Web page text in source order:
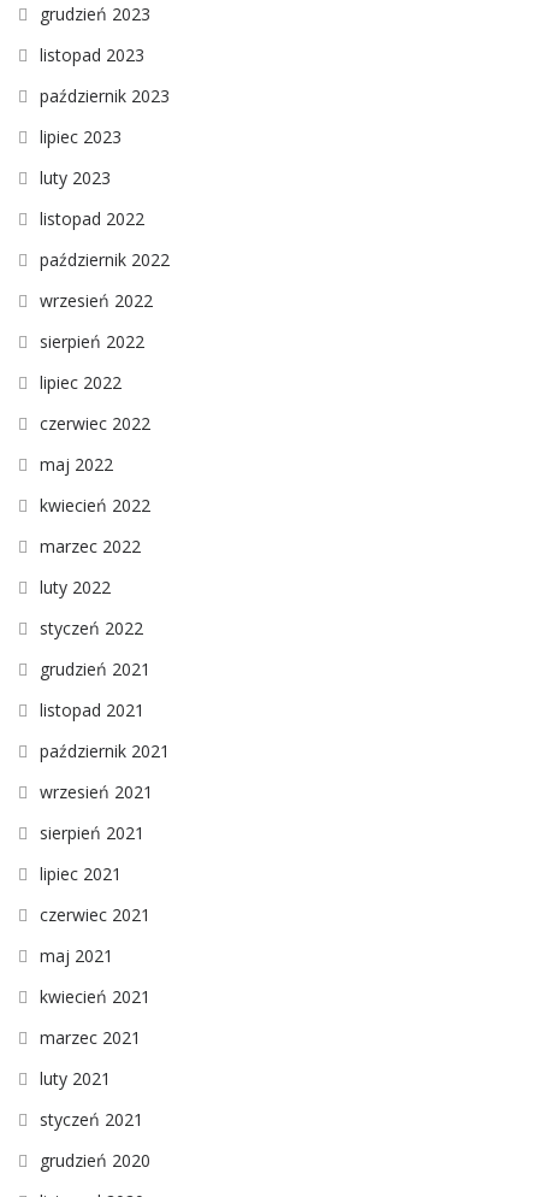
grudzień 2023
listopad 2023
październik 2023
lipiec 2023
luty 2023
listopad 2022
październik 2022
wrzesień 2022
sierpień 2022
lipiec 2022
czerwiec 2022
maj 2022
kwiecień 2022
marzec 2022
luty 2022
styczeń 2022
grudzień 2021
listopad 2021
październik 2021
wrzesień 2021
sierpień 2021
lipiec 2021
czerwiec 2021
maj 2021
kwiecień 2021
marzec 2021
luty 2021
styczeń 2021
grudzień 2020